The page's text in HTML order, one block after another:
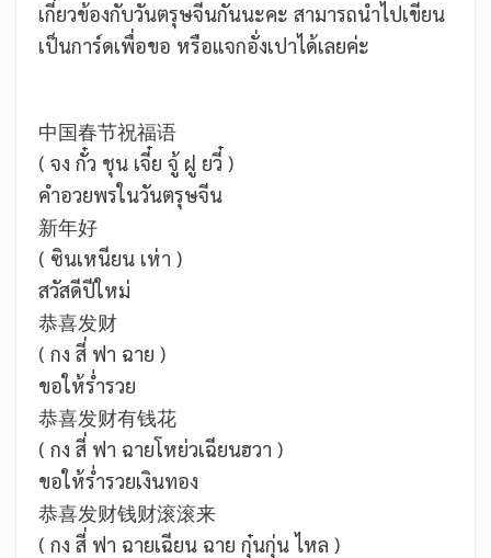
เกี่ยวข้องกับวันตรุษจีนกันนะคะ สามารถนำไปเขียน
เป็นการ์ดเพื่อขอ หรือแจกอั่งเปาได้เลยค่ะ
中国春节祝福语
( จง กั๋ว ชุน เจี๋ย จู้ ฝู ยวี๋ )
คำอวยพรในวันตรุษจีน
新年好
( ซินเหนียน เห่า )
สวัสดีปีใหม่
恭喜发财
( กง สี่ ฟา ฉาย )
ขอให้ร่ำรวย
恭喜发财有钱花
( กง สี่ ฟา ฉายโหย่วเฉียนฮวา )
ขอให้ร่ำรวยเงินทอง
恭喜发财钱财滚滚来
( กง สี่ ฟา ฉายเฉียน ฉาย กุ๋นกุ่น ไหล )